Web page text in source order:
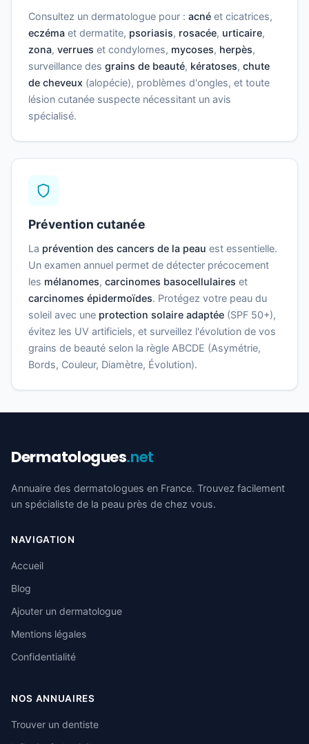
Consultez un dermatologue pour : acné et cicatrices,
eczéma et dermatite, psoriasis, rosacée, urticaire,
zona, verrues et condylomes, mycoses, herpès,
surveillance des grains de beauté, kératoses, chute
de cheveux (alopécie), problèmes d'ongles, et toute
lésion cutanée suspecte nécessitant un avis
spécialisé.
Prévention cutanée
La prévention des cancers de la peau est essentielle.
Un examen annuel permet de détecter précocement
les mélanomes, carcinomes basocellulaires et
carcinomes épidermoïdes. Protégez votre peau du
soleil avec une protection solaire adaptée (SPF 50+),
évitez les UV artificiels, et surveillez l'évolution de vos
grains de beauté selon la règle ABCDE (Asymétrie,
Bords, Couleur, Diamètre, Évolution).
Dermatologues.net
Annuaire des dermatologues en France. Trouvez facilement
un spécialiste de la peau près de chez vous.
NAVIGATION
Accueil
Blog
Ajouter un dermatologue
Mentions légales
Confidentialité
NOS ANNUAIRES
Trouver un dentiste